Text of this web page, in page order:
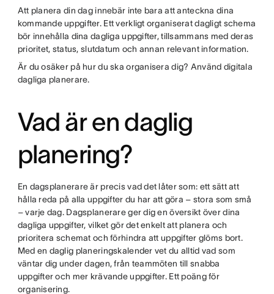
Att planera din dag innebär inte bara att anteckna dina
kommande uppgifter. Ett verkligt organiserat dagligt schema
bör innehålla dina dagliga uppgifter, tillsammans med deras
prioritet, status, slutdatum och annan relevant information.
Är du osäker på hur du ska organisera dig? Använd digitala
dagliga planerare.
Vad är en daglig
planering?
En dagsplanerare är precis vad det låter som: ett sätt att
hålla reda på alla uppgifter du har att göra – stora som små
– varje dag. Dagsplanerare ger dig en översikt över dina
dagliga uppgifter, vilket gör det enkelt att planera och
prioritera schemat och förhindra att uppgifter glöms bort.
Med en daglig planeringskalender vet du alltid vad som
väntar dig under dagen, från teammöten till snabba
uppgifter och mer krävande uppgifter. Ett poäng för
organisering.